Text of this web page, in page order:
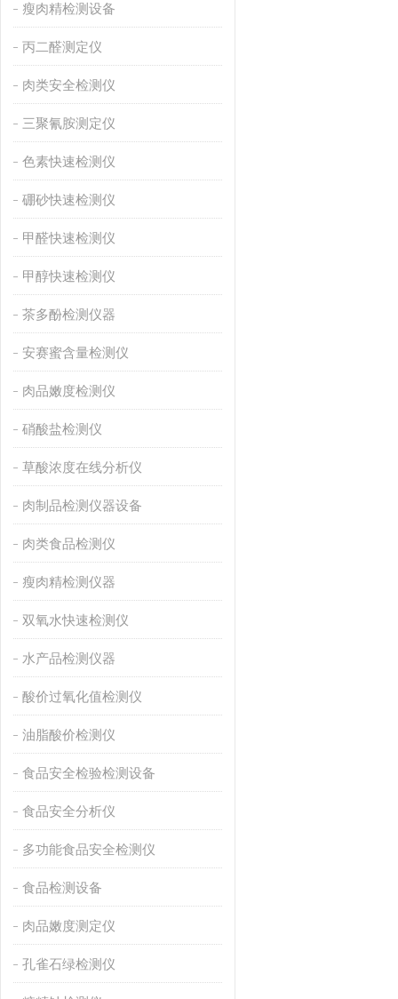
瘦肉精检测设备
丙二醛测定仪
肉类安全检测仪
三聚氰胺测定仪
色素快速检测仪
硼砂快速检测仪
甲醛快速检测仪
甲醇快速检测仪
茶多酚检测仪器
安赛蜜含量检测仪
肉品嫩度检测仪
硝酸盐检测仪
草酸浓度在线分析仪
肉制品检测仪器设备
肉类食品检测仪
瘦肉精检测仪器
双氧水快速检测仪
水产品检测仪器
酸价过氧化值检测仪
油脂酸价检测仪
食品安全检验检测设备
食品安全分析仪
多功能食品安全检测仪
食品检测设备
肉品嫩度测定仪
孔雀石绿检测仪